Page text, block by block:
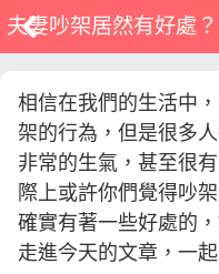
夫妻吵架居然有好處
相信在我們的生活中
架的行為，但是很多
非常的生氣，甚至很
際上或許你們覺得吵
確實有著一些好處的
走進今天的文章，一